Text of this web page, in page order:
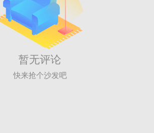
暂无评论
快来抢个沙发吧